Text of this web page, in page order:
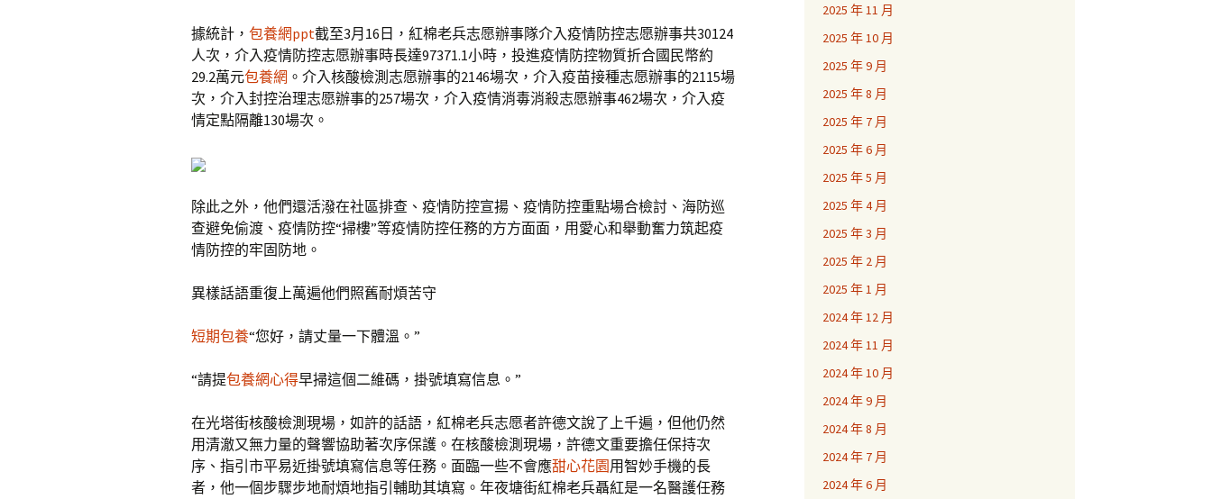
據統計， 包養網ppt截至3月16日，紅棉老兵志愿辦事隊介入疫情防控志愿辦事共30124
人次，介入疫情防控志愿辦事時長達97371.1小時，投進疫情防控物質折合國民幣約
29.2萬元包養網 。介入核酸檢測志愿辦事的2146場次，介入疫苗接種志愿辦事的2115場
次，介入封控治理志愿辦事的257場次，介入疫情消毒消殺志愿辦事462場次，介入疫
情定點隔離130場次。
除此之外，他們還活潑在社區排查、疫情防控宣揚、疫情防控重點場合檢討、海防巡
查避免偷渡、疫情防控“掃樓”等疫情防控任務的方方面面，用愛心和舉動奮力筑起疫
情防控的牢固防地。
異樣話語重復上萬遍他們照舊耐煩苦守
短期包養“您好，請丈量一下體溫。”
“請提包養網心得早掃這個二維碼，掛號填寫信息。”
在光塔街核酸檢測現場，如許的話語，紅棉老兵志愿者許德文說了上千遍，但他仍然
用清澈又無力量的聲響協助著次序保護。在核酸檢測現場，許德文重要擔任保持次
序、指引市平易近掛號填寫信息等任務。面臨一些不會應甜心花園用智妙手機的長
者，他一個步驟步地耐煩地指引輔助其填寫。年夜塘街紅棉老兵聶紅是一名醫護任務
2025 年 11 月
2025 年 10 月
2025 年 9 月
2025 年 8 月
2025 年 7 月
2025 年 6 月
2025 年 5 月
2025 年 4 月
2025 年 3 月
2025 年 2 月
2025 年 1 月
2024 年 12 月
2024 年 11 月
2024 年 10 月
2024 年 9 月
2024 年 8 月
2024 年 7 月
2024 年 6 月